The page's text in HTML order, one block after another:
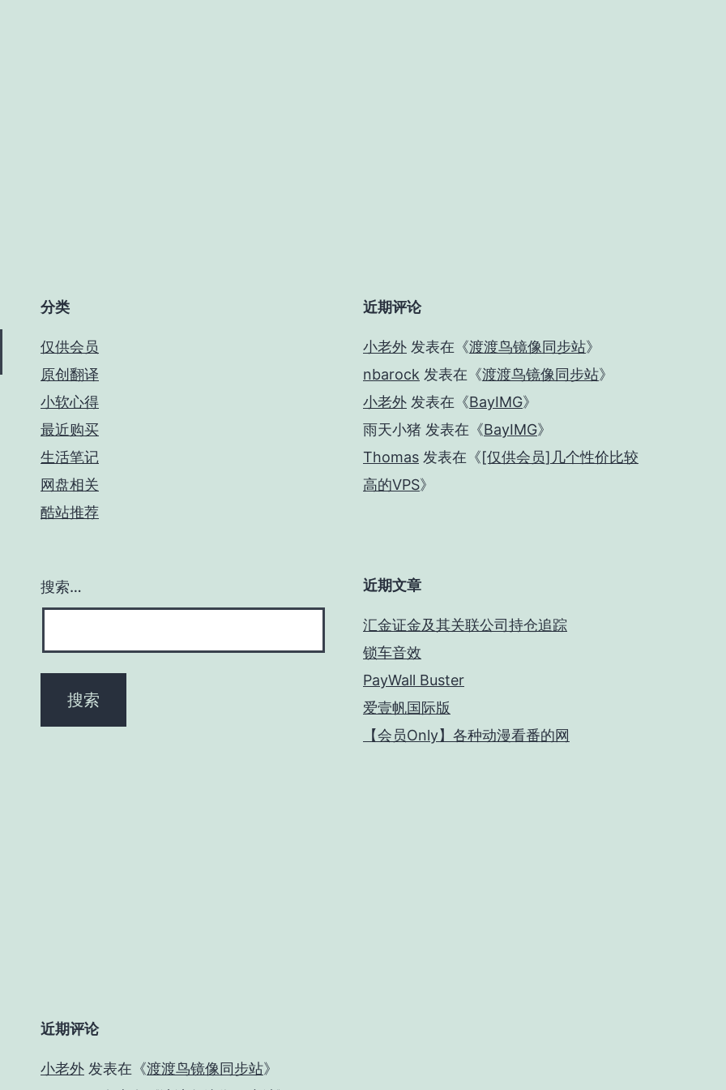
分类
仅供会员
原创翻译
小软心得
最近购买
生活笔记
网盘相关
酷站推荐
近期评论
小老外 发表在《渡渡鸟镜像同步站》
nbarock 发表在《渡渡鸟镜像同步站》
小老外 发表在《BayIMG》
雨天小猪 发表在《BayIMG》
Thomas 发表在《[仅供会员]几个性价比较
高的VPS》
搜索… 近期文章
汇金证金及其关联公司持仓追踪
锁车音效
PayWall Buster
爱壹帆国际版
【会员Only】各种动漫看番的网
近期评论
小老外 发表在《渡渡鸟镜像同步站》